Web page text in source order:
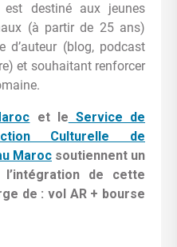
est destiné aux jeunes
(à partir de 25 ans)
d’auteur (blog, podcast
et souhaitant renforcer
et le Service de
Culturelle de
Maroc soutiennent un
de cette
de : vol AR + bourse